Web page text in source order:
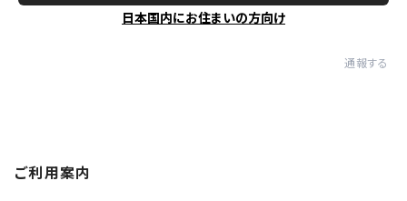
日本国内にお住まいの方向け
通報する
ご利用案内